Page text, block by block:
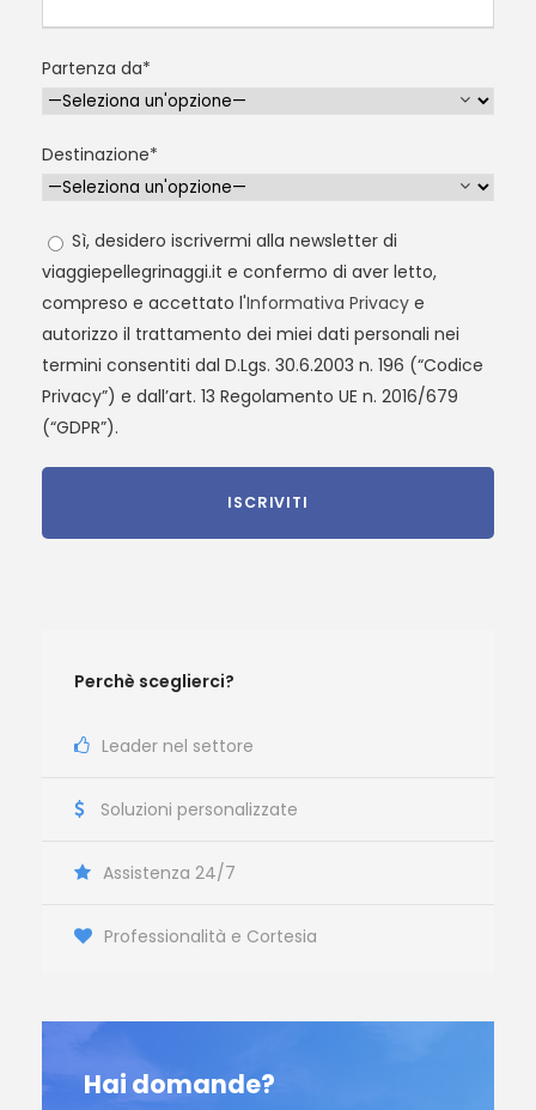
Partenza da*
Destinazione*
Sì, desidero iscrivermi alla newsletter di
viaggiepellegrinaggi.it e confermo di aver letto,
compreso e accettato l'Informativa Privacy e
autorizzo il trattamento dei miei dati personali nei
termini consentiti dal D.Lgs. 30.6.2003 n. 196 (“Codice
Privacy”) e dall’art. 13 Regolamento UE n. 2016/679
(“GDPR”).
Perchè sceglierci?
Leader nel settore
Soluzioni personalizzate
Assistenza 24/7
Professionalità e Cortesia
Hai domande?